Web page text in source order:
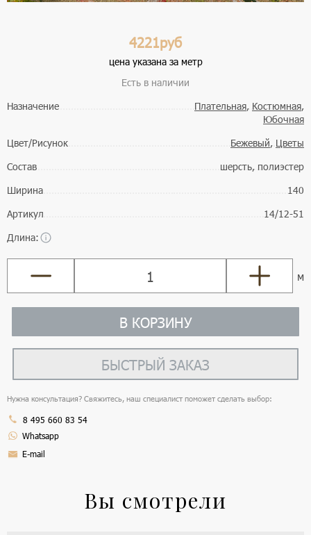
4221руб
цена указана за метр
Есть в наличии
Назначение
Плательная, Костюмная,
Юбочная
Цвет/Рисунок
Бежевый, Цветы
Состав
шерсть, полиэстер
Ширина
140
Артикул
14/12-51
Длина:
м
В КОРЗИНУ
БЫСТРЫЙ ЗАКАЗ
Нужна консультация? Свяжитесь, наш специалист поможет сделать выбор:
8 495 660 83 54
Whatsapp
E-mail
Вы смотрели